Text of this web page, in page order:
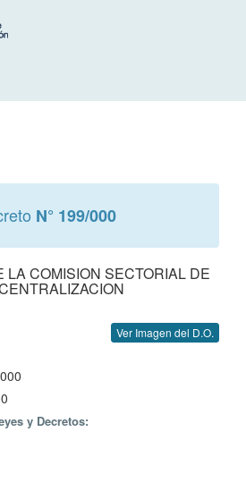
N° 199/000
LA COMISION SECTORIAL DE
Ver Imagen del D.O.
y Decretos: